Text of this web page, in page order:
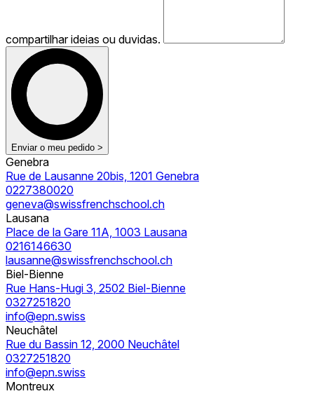
compartilhar ideias ou duvidas.
Enviar o meu pedido >
Genebra
Rue de Lausanne 20bis, 1201 Genebra
0227380020
geneva@swissfrenchschool.ch
Lausana
Place de la Gare 11A, 1003 Lausana
0216146630
lausanne@swissfrenchschool.ch
Biel-Bienne
Rue Hans-Hugi 3, 2502 Biel-Bienne
0327251820
info@epn.swiss
Neuchâtel
Rue du Bassin 12, 2000 Neuchâtel
0327251820
info@epn.swiss
Montreux